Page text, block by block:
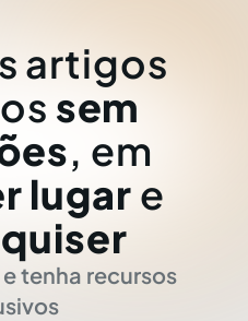
artigos
sem
, em
lugar e
tenha recursos